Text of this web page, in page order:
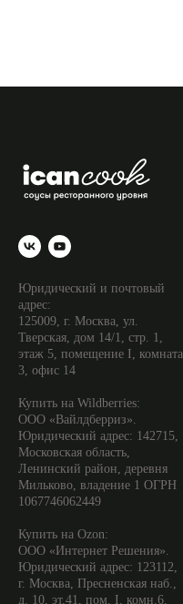
Юридический и почтовый
адрес:
125009, г. Москва, ул.
Тверская, дом 14/1, стр. 1,
этаж 5, помещение I, комната
3, офис 14
Купить на Wildberries:
ООО «Вайлдберриз».
Юридический адрес: 142715,
Московская область,
Ленинский район, деревня
Мильково, владение 1 ОГРН
1067746062449
Купить на Ozon:
ООО «Интернет Решения».
Юридический адрес: 123112,
г. Москва, Пресненская наб.,
д. 10, эт.41, пом. I, комн.6.